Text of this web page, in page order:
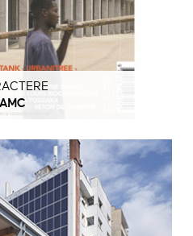
AMC